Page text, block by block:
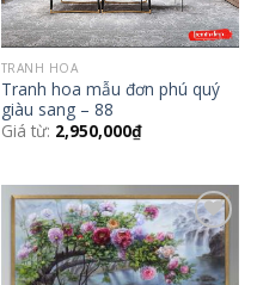
TRANH HOA
Tranh hoa mẫu đơn phú quý
giàu sang – 88
Giá từ: 2,950,000₫
Add to
Wishlist